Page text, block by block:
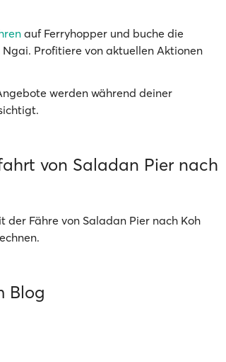
auf Ferryhopper und buche die
Profitiere von aktuellen Aktionen
werden während deiner
von Saladan Pier nach
Fähre von Saladan Pier nach Koh
Blog